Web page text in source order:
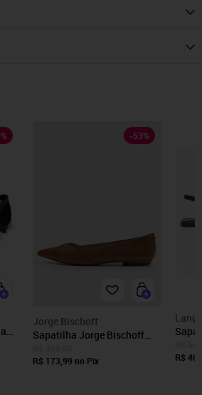
% -53%
Jorge Bischoff
Sapatilha Jorge Bischoff
R$ 173,99 no Pix
R$